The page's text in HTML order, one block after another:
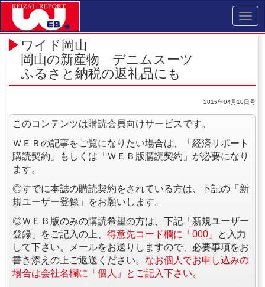
ワイド岡山
岡山の新産物 デニムスーツ
ふるさと納税の返礼品にも
2015年04月10日号
このコンテンツは購読会員向けサービスです。
ＷＥＢの記事をご覧になりたい場合は、「経済リポート
購読契約」もしくは「ＷＥＢ版購読契約」が必要になり
ます。
◎すでに本誌の購読契約をされている方は、下記の「新
規ユーザー登録」をお願いします。
◎ＷＥＢ版のみの購読希望の方は、下記「新規ユーザー
登録」をご記入の上、 得意先コード欄に「000」
と入力
して下さい。メールをお送りしますので、必要事項をお
書き添えの上ご返送ください。 なお個人でお申し込みの
場合は会社名欄に「個人」とご記入下さい。